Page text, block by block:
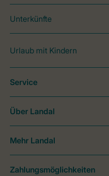
Unterkünfte
Urlaub mit Kindern
Service
Über Landal
Mehr Landal
Zahlungsmöglichkeiten